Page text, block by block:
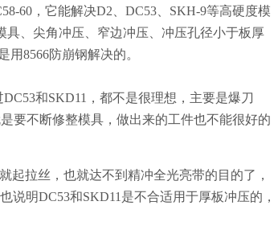
60，它能解决D2、DC53、SKH-9等高硬度模
、尖角冲压、窄边冲压、冲压孔径小于板厚
8566防崩钢解决的。
和SKD11，都不是很理想，主要是爆刀
要不断修整模具，做出来的工件也不能很好的
起拉丝，也就达不到精冲全光亮带的目的了，
说明DC53和SKD11是不合适用于厚板冲压的，